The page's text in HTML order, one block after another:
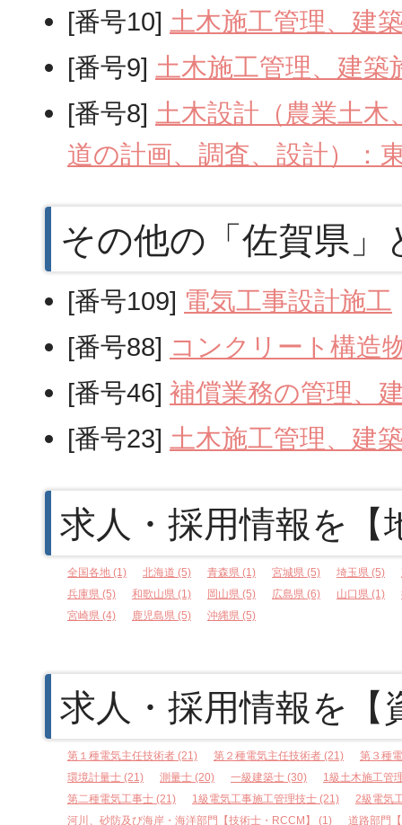
[番号10] 土木施工管理、建
[番号9] 土木施工管理、建築
[番号8] 土木設計（農業土
道の計画、調査、設計）：
その他の「佐賀県
[番号109] 電気工事設計施工
[番号88] コンクリート構造
[番号46] 補償業務の管理、
[番号23] 土木施工管理、建
求人・採用情報を【
全国各地 (1) 北海道 (5) 青森県 (1) 宮城県 (5) 埼玉県 (5)
兵庫県 (5)
和歌山県 (1) 岡山県 (5) 広島県 (6) 山口県 (1)
宮崎県 (4)
鹿児島県 (5) 沖縄県 (5)
求人・採用情報を【
第１種電気主任技術者 (21) 第２種電気主任技術者 (21)
第３種
環境計量士 (21)
測量士 (20) 一級建築士 (30)
1級土木施工管
第二種電気工事士 (21)
1級電気工事施工管理技士 (21)
2級電気
河川、砂防及び海岸・海洋部門【技術士・RCCM】 (1)
道路部門